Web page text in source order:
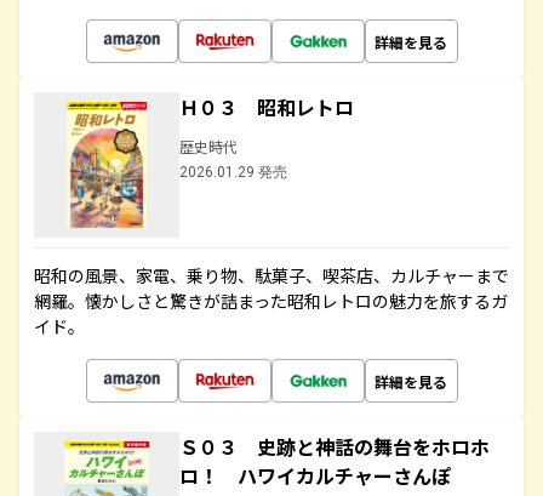
詳細を見る
Ｈ０３ 昭和レトロ
歴史時代
2026.01.29 発売
昭和の風景、家電、乗り物、駄菓子、喫茶店、カルチャーまで
網羅。懐かしさと驚きが詰まった昭和レトロの魅力を旅するガ
イド。
詳細を見る
Ｓ０３ 史跡と神話の舞台をホロホ
ロ！ ハワイカルチャーさんぽ